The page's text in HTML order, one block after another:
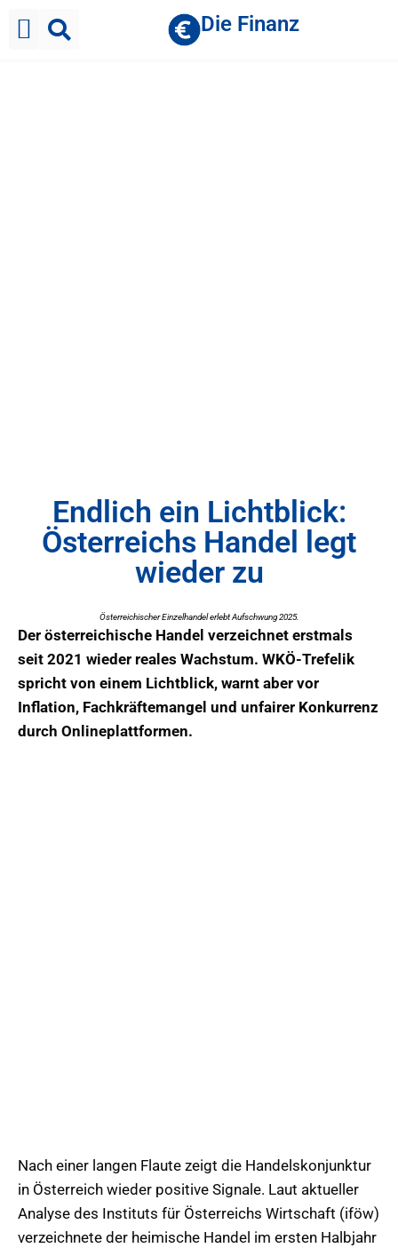
Die Finanz
Endlich ein Lichtblick:
Österreichs Handel legt
wieder zu
Österreichischer Einzelhandel erlebt Aufschwung 2025.
Der österreichische Handel verzeichnet erstmals
seit 2021 wieder reales Wachstum. WKÖ-Trefelik
spricht von einem Lichtblick, warnt aber vor
Inflation, Fachkräftemangel und unfairer Konkurrenz
durch Onlineplattformen.
Nach einer langen Flaute zeigt die Handelskonjunktur
in Österreich wieder positive Signale. Laut aktueller
Analyse des Instituts für Österreichs Wirtschaft (iföw)
verzeichnete der heimische Handel im ersten Halbjahr